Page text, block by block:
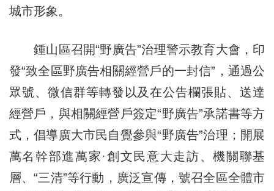
城市形象。
鍾山區召開“野廣告”治理警示教育大會，印
發“致全區野廣告相關經營戶的一封信”，通過公
眾號、微信群等轉發以及在公告欄張貼、送達
經營戶，與相關經營戶簽定“野廣告”承諾書等方
式，倡導廣大市民自覺參與“野廣告”治理；開展
萬名幹部進萬家·創文民意大走訪、機關聯基
層、“三清”等行動，廣泛宣傳，號召全區全體市